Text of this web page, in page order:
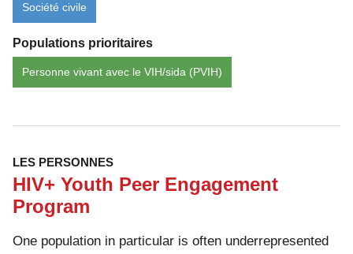
Société civile
Populations prioritaires
Personne vivant avec le VIH/sida (PVIH)
LES PERSONNES
HIV+ Youth Peer Engagement
Program
One population in particular is often underrepresented